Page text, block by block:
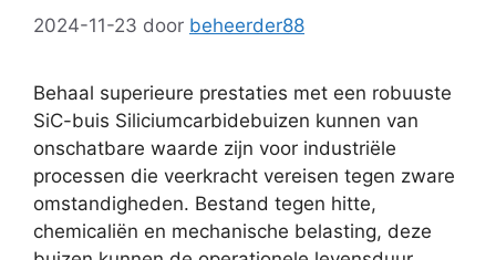
2024-11-23 door beheerder88
Behaal superieure prestaties met een robuuste
SiC-buis Siliciumcarbidebuizen kunnen van
onschatbare waarde zijn voor industriële
processen die veerkracht vereisen tegen zware
omstandigheden. Bestand tegen hitte,
chemicaliën en mechanische belasting, deze